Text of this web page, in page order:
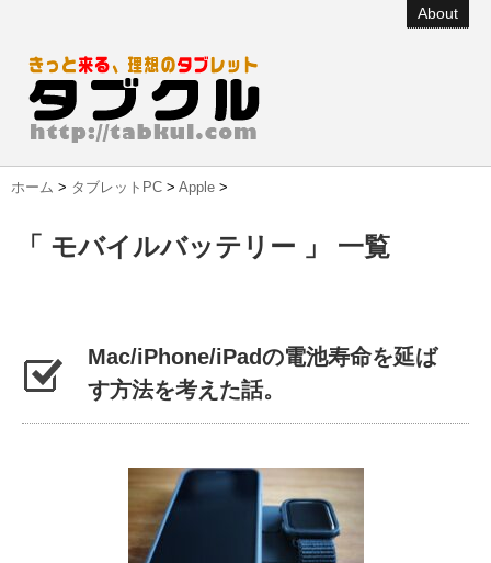
About
ホーム > タブレットPC > Apple >
「 モバイルバッテリー 」 一覧
Mac/iPhone/iPadの電池寿命を延ば
す方法を考えた話。